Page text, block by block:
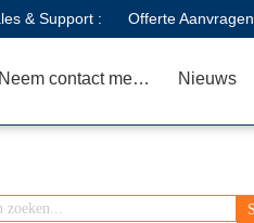
& Support : Offerte Aanvragen
Neem contact met ons op Nieuws